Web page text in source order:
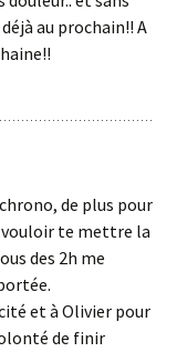
au prochain!! A
de plus pour
te mettre la
des 2h me
et à Olivier pour
de finir